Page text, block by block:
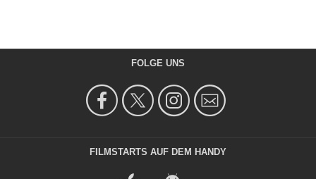
FOLGE UNS
FILMSTARTS AUF DEM HANDY